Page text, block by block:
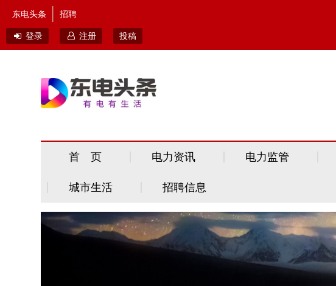
东电头条 招聘
登录 注册 投稿
首 页 电力资讯 电力监管
城市生活 招聘信息